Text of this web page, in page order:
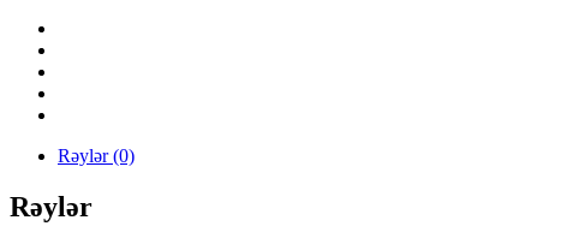
Rəylər (0)
Rəylər